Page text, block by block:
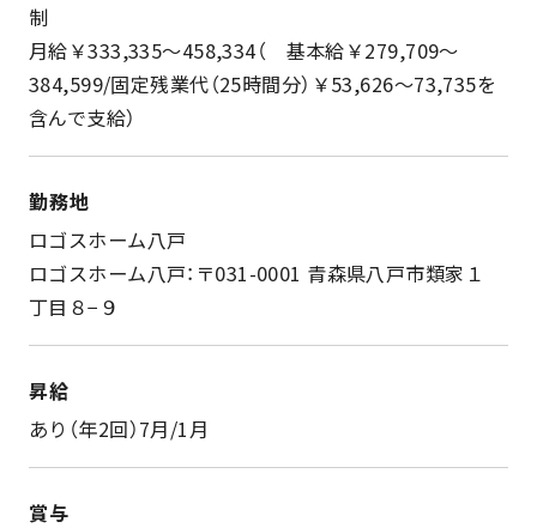
月給￥333,335～458,334（ 基本給￥279,709～
384,599/固定残業代（25時間分）￥53,626～73,735を
含んで支給）
勤務地
ロゴスホーム八戸
ロゴスホーム八戸：〒031-0001 青森県八戸市類家１
丁目８−９
昇給
あり（年2回）7月/1月
賞与